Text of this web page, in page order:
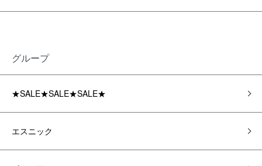
グループ
★SALE★SALE★SALE★
エスニック